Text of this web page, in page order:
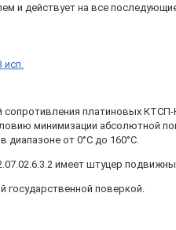
и действует на все
исп.
платиновых КТСП-
минимизации абсолютной
диапазоне от 0°С до 160°С.
имеет штуцер
государственной поверкой.